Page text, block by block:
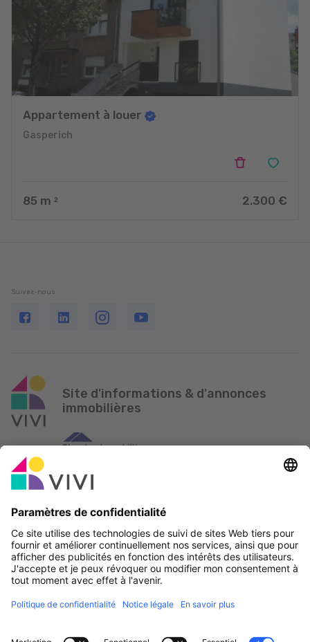
Appartement à louer
Gasperich
85 m 2 2.300 €
Suivez-nous
Site d'informations & d'annonces
immobilières
Professionnels, devenez membres!